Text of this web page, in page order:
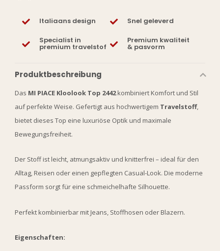
Italiaans design Snel geleverd
Specialist in
premium travelstof
Premium kwaliteit
& pasvorm
Produktbeschreibung
Das MI PIACE Kloolook Top 2442kombiniert Komfort und Stil
auf perfekte Weise. Gefertigt aus hochwertigem Travelstoff,
bietet dieses Top eine luxuriöse Optik und maximale
Bewegungsfreiheit.
Der Stoff ist leicht, atmungsaktiv und knitterfrei – ideal für den
Alltag, Reisen oder einen gepflegten Casual-Look. Die moderne
Passform sorgt für eine schmeichelhafte Silhouette.
Perfekt kombinierbar mit Jeans, Stoffhosen oder Blazern.
Eigenschaften: